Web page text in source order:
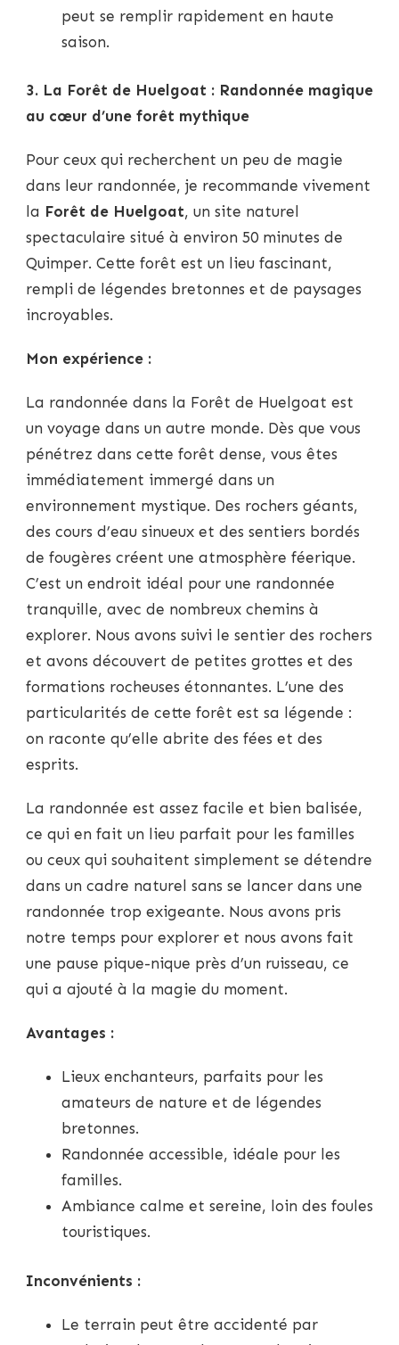
peut se remplir rapidement en haute
saison.
3. La Forêt de Huelgoat : Randonnée magique
au cœur d’une forêt mythique
Pour ceux qui recherchent un peu de magie
dans leur randonnée, je recommande vivement
la Forêt de Huelgoat, un site naturel
spectaculaire situé à environ 50 minutes de
Quimper. Cette forêt est un lieu fascinant,
rempli de légendes bretonnes et de paysages
incroyables.
Mon expérience :
La randonnée dans la Forêt de Huelgoat est
un voyage dans un autre monde. Dès que vous
pénétrez dans cette forêt dense, vous êtes
immédiatement immergé dans un
environnement mystique. Des rochers géants,
des cours d’eau sinueux et des sentiers bordés
de fougères créent une atmosphère féerique.
C’est un endroit idéal pour une randonnée
tranquille, avec de nombreux chemins à
explorer. Nous avons suivi le sentier des rochers
et avons découvert de petites grottes et des
formations rocheuses étonnantes. L’une des
particularités de cette forêt est sa légende :
on raconte qu’elle abrite des fées et des
esprits.
La randonnée est assez facile et bien balisée,
ce qui en fait un lieu parfait pour les familles
ou ceux qui souhaitent simplement se détendre
dans un cadre naturel sans se lancer dans une
randonnée trop exigeante. Nous avons pris
notre temps pour explorer et nous avons fait
une pause pique-nique près d’un ruisseau, ce
qui a ajouté à la magie du moment.
Avantages :
Lieux enchanteurs, parfaits pour les
amateurs de nature et de légendes
bretonnes.
Randonnée accessible, idéale pour les
familles.
Ambiance calme et sereine, loin des foules
touristiques.
Inconvénients :
Le terrain peut être accidenté par